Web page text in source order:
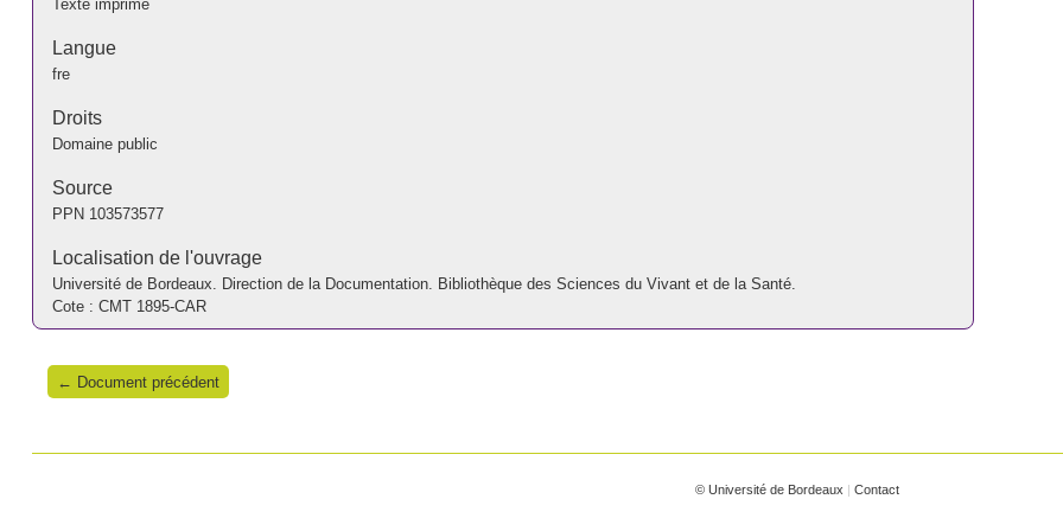
Texte imprimé
Langue
fre
Droits
Domaine public
Source
PPN 103573577
Localisation de l'ouvrage
Université de Bordeaux. Direction de la Documentation. Bibliothèque des Sciences du Vivant et de la Santé.
Cote : CMT 1895-CAR
← Document précédent
© Université de Bordeaux Contact